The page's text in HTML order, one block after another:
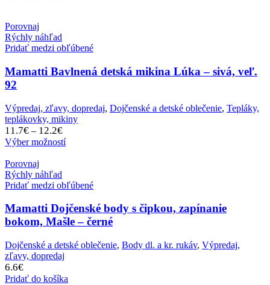
Porovnaj
Rýchly náhľad
Pridať medzi obľúbené
Mamatti Bavlnená detská mikina Lúka – sivá, veľ.
92
Výpredaj, zľavy, dopredaj, Dojčenské a detské oblečenie, Tepláky,
teplákovky, mikiny
11.7€ – 12.2€
range:
Výber možností
Porovnaj
Rýchly náhľad
Pridať medzi obľúbené
Mamatti Dojčenské body s čipkou, zapínanie
bokom, Mašle – černé
Dojčenské a detské oblečenie, Body dl. a kr. rukáv, Výpredaj,
zľavy, dopredaj
6.6€
Pridať do košíka